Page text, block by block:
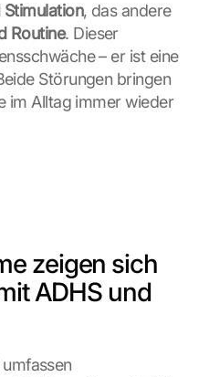
Stimulation, das andere
Routine. Dieser
– er ist eine
Störungen bringen
im Alltag immer wieder
zeigen sich
ADHS und